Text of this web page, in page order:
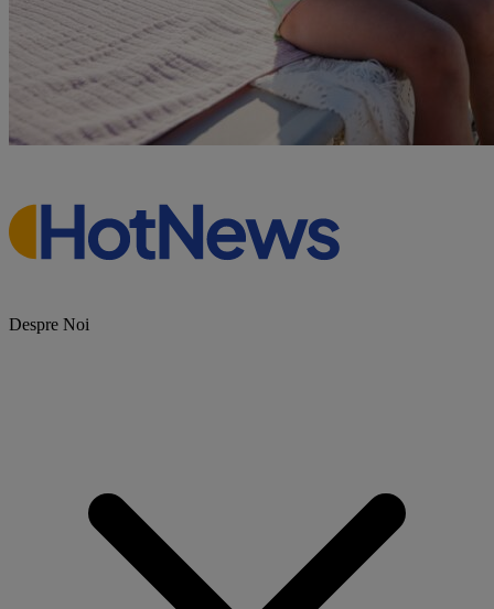
Despre Noi